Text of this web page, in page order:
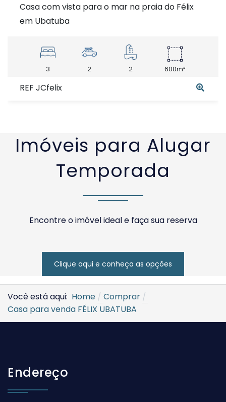
Casa com vista para o mar na praia do Félix
em Ubatuba
3 2 2 600m²
REF JCfelix
Imóveis para Alugar
Temporada
Encontre o imóvel ideal e faça sua reserva
Clique aqui e conheça as opções
Você está aqui: Home
Comprar
Casa para venda FÉLIX UBATUBA
Endereço